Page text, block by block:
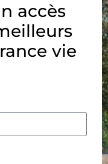
accès
vie